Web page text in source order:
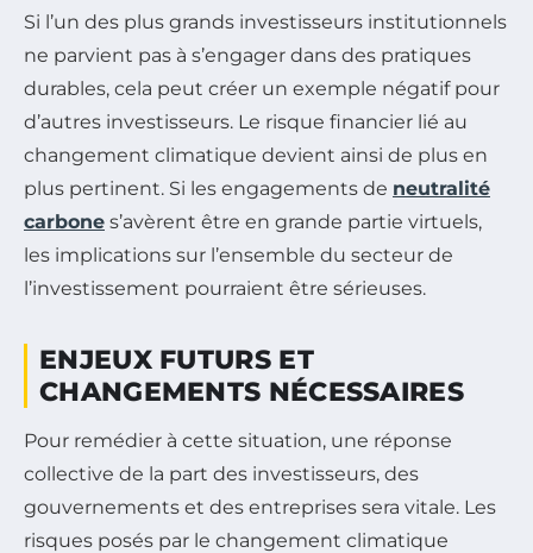
Si l’un des plus grands investisseurs institutionnels
ne parvient pas à s’engager dans des pratiques
durables, cela peut créer un exemple négatif pour
d’autres investisseurs. Le risque financier lié au
changement climatique devient ainsi de plus en
plus pertinent. Si les engagements de neutralité
carbone s’avèrent être en grande partie virtuels,
les implications sur l’ensemble du secteur de
l’investissement pourraient être sérieuses.
ENJEUX FUTURS ET
CHANGEMENTS NÉCESSAIRES
Pour remédier à cette situation, une réponse
collective de la part des investisseurs, des
gouvernements et des entreprises sera vitale. Les
risques posés par le changement climatique